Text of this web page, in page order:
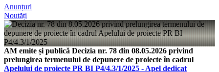
Anunțuri
Noutăți
AM emite și publică Decizia nr. 78 din 08.05.2026 privind
prelungirea termenului de depunere de proiecte în cadrul
Apelului de proiecte PR BI P4/4.3/1/2025 - Apel dedicat